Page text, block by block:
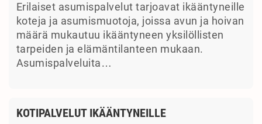
Erilaiset asumispalvelut tarjoavat ikääntyneille
koteja ja asumismuotoja, joissa avun ja hoivan
määrä mukautuu ikääntyneen yksilöllisten
tarpeiden ja elämäntilanteen mukaan.
Asumispalveluita…
KOTIPALVELUT IKÄÄNTYNEILLE